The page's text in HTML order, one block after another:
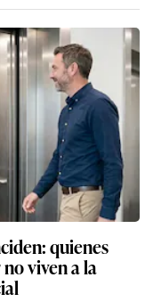
quienes
viven a la